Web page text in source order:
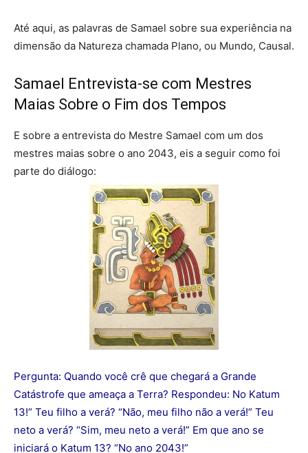
Até aqui, as palavras de Samael sobre sua experiência na
dimensão da Natureza chamada Plano, ou Mundo, Causal.
Samael Entrevista-se com Mestres
Maias Sobre o Fim dos Tempos
E sobre a entrevista do Mestre Samael com um dos
mestres maias sobre o ano 2043, eis a seguir como foi
parte do diálogo:
Pergunta: Quando você crê que chegará a Grande
Catástrofe que ameaça a Terra? Respondeu: No Katum
13!” Teu filho a verá? “Não, meu filho não a verá!” Teu
neto a verá? “Sim, meu neto a verá!” Em que ano se
iniciará o Katum 13? “No ano 2043!”